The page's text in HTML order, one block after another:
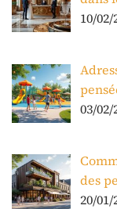
10/02/
03/02/
des
20/01/